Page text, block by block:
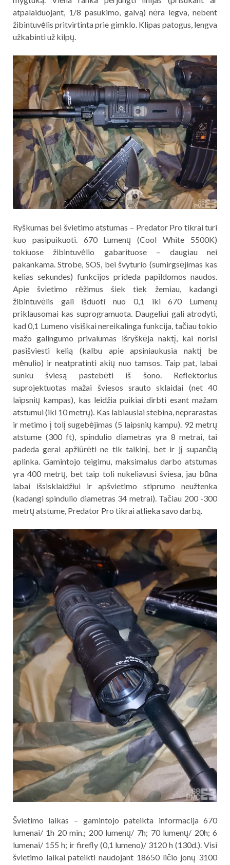
atpalaiduojant, 1/8 pasukimo, galvą) nėra legva, nebent
žibintuvėlis pritvirtinta prie gimklo. Klipas patogus, lengva
užkabinti už kilpų.
Ryškumas bei švietimo atstumas – Predator Pro tikrai turi
kuo pasipuikuoti. 670 Lumenų (Cool White 5500K)
tokiuose žibintuvėlio gabarituose – daugiau nei
pakankama. Strobe, SOS, bei švyturio (sumirgsėjimas kas
kelias sekundes) funkcijos prideda papildomos naudos.
Apie švietimo rėžimus šiek tiek žemiau, kadangi
žibintuvėlis gali išduoti nuo 0,1 iki 670 Lumenų
priklausomai kas suprogramuota. Daugeliui gali atrodyti,
kad 0,1 Lumeno visiškai nereikalinga funkcija, tačiau tokio
mažo galingumo privalumas išryškėja naktį, kai norisi
pasišviesti kelią (kalbu apie apsiniaukusia naktį be
mėnulio) ir neatpratinti akių nuo tamsos. Taip pat, labai
sunku šviesą pastebėti iš šono. Reflektorius
suprojektuotas mažai šviesos srauto sklaidai (net 40
laipsnių kampas), kas leidžia puikiai dirbti esant mažam
atstumui (iki 10 metrų). Kas labiausiai stebina, neprarastas
ir metimo į tolį sugebėjimas (5 laipsnių kampu). 92 metrų
atstume (300 ft), spindulio diametras yra 8 metrai, tai
padeda gerai apžiūrėti ne tik taikinį, bet ir jį supančią
aplinka. Gamintojo teigimu, maksimalus darbo atstumas
yra 400 metrų, bet taip toli nukeliavusi šviesa, jau būna
labai išsisklaidžiui ir apšvietimo stiprumo neužtenka
(kadangi spindulio diametras 34 metrai). Tačiau 200 -300
metrų atstume, Predator Pro tikrai atlieka savo darbą.
Švietimo laikas – gamintojo pateikta informacija 670
lumenai/ 1h 20 min.; 200 lumenų/ 7h; 70 lumenų/ 20h; 6
lumenai/ 155 h; ir firefly (0,1 lumeno)/ 3120 h (130d.). Visi
švietimo laikai pateikti naudojant 18650 ličio jonų 3100